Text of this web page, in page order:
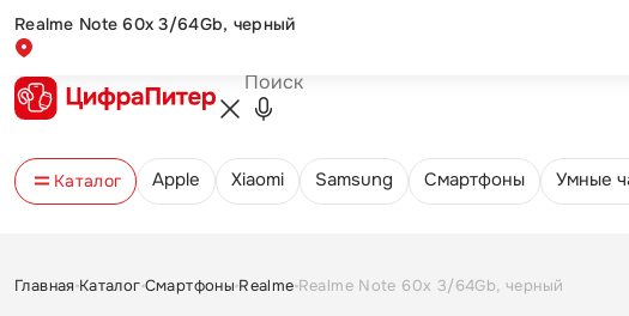
Обмен и возврат Оплата и доставка
Каталог Apple Xiaomi Samsung Cмартфоны Умные
Главная Каталог Смартфоны Realme Realme Note 60x 3/64Gb, черный
Realme Note 60x 3/64Gb, черный